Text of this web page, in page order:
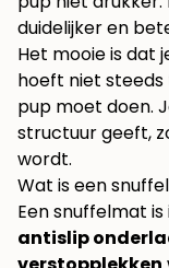
duidelijker en
Het mooie is dat
hoeft niet steeds
pup moet doen.
structuur geeft,
wordt.
Wat is een
Een snuffelmat
antislip